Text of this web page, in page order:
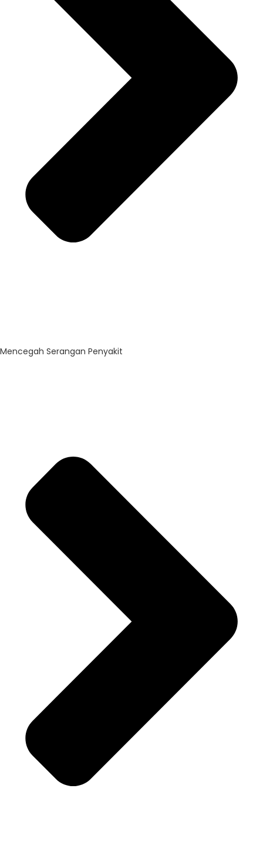
Mencegah Serangan Penyakit